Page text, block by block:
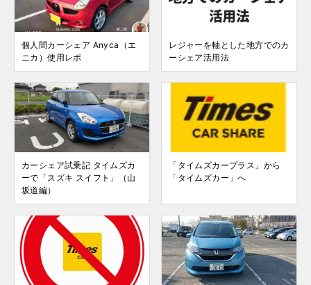
個人間カーシェア Anyca（エ
ニカ）使用レポ
レジャーを軸とした地方でのカ
ーシェア活用法
カーシェア試乗記 タイムズカ
ーで「スズキ スイフト」（山
坂道編）
「タイムズカープラス」から
「タイムズカー」へ